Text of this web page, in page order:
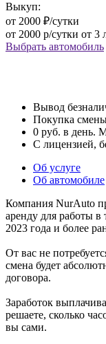
Выкуп:
от 2000 ₽/сутки
от 2000 р/сутки от 3
Выбрать автомобиль
Вывод
Покупка
0 руб. в день.
С лицензией,
Об услуге
Об автомобиле
Компания NurAuto
аренду для работы в
2023 года и более
От вас не
смена будет
договора.
Заработок
решаете, сколько
вы сами.